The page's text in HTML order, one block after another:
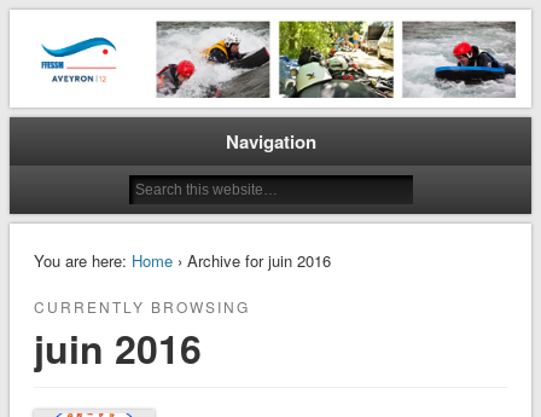
CODEP 12
La plongée en Aveyron…
Navigation
You are here: Home› Archive for juin 2016
CURRENTLY BROWSING
juin 2016